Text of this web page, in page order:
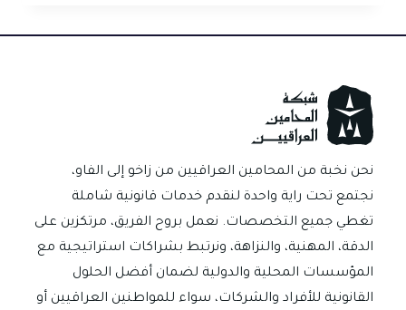
من
يقدّم
وعوداً…
فالنتائج
بيد
القاضي
لا
نحن نخبة من المحامين العراقيين من زاخو إلى الفاو،
نجتمع تحت راية واحدة لنقدم خدمات قانونية شاملة
تغطي جميع التخصصات. نعمل بروح الفريق، مرتكزين على
الدقة، المهنية، والنزاهة، ونرتبط بشراكات استراتيجية مع
المؤسسات المحلية والدولية لضمان أفضل الحلول
القانونية للأفراد والشركات، سواء للمواطنين العراقيين أو